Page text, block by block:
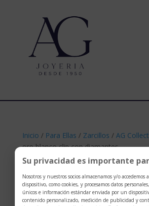
Inicio / Para Ellas / Zarcillos / AG
oro blanco clip con diamantes
Su privacidad es importante
Nosotros y nuestros socios almacenamos y/o
dispositivo, como cookies, y procesamos datos
únicos e información estándar enviada por un
contenido personalizado, medición de publicidad y